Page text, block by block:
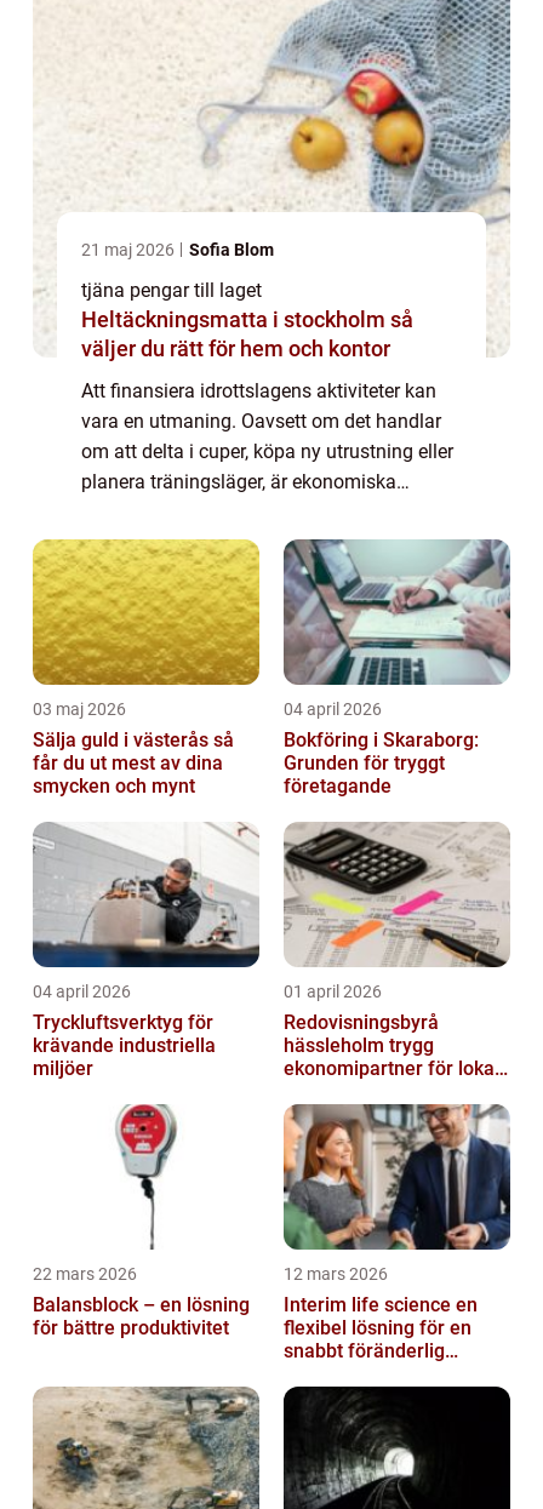
21 maj 2026 Sofia Blom
tjäna pengar till laget
Heltäckningsmatta i stockholm så
väljer du rätt för hem och kontor
Att finansiera idrottslagens aktiviteter kan
vara en utmaning. Oavsett om det handlar
om att delta i cuper, köpa ny utrustning eller
planera träningsläger, är ekonomiska
laget p...
03 maj 2026
Sälja guld i västerås så
får du ut mest av dina
smycken och mynt
04 april 2026
Bokföring i Skaraborg:
Grunden för tryggt
företagande
04 april 2026
Tryckluftsverktyg för
krävande industriella
miljöer
01 april 2026
Redovisningsbyrå
hässleholm trygg
ekonomipartner för lokala
22 mars 2026
Balansblock – en lösning
för bättre produktivitet
12 mars 2026
Interim life science en
flexibel lösning för en
snabbt föränderlig